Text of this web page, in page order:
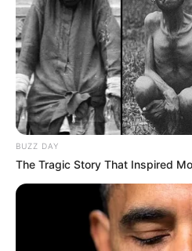
BUZZ DAY
The Tragic Story That Inspired